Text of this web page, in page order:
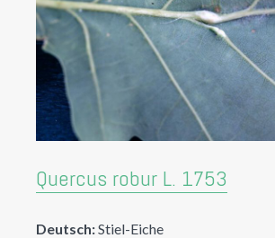
Quercus robur L. 1753
Deutsch:Stiel-Eiche